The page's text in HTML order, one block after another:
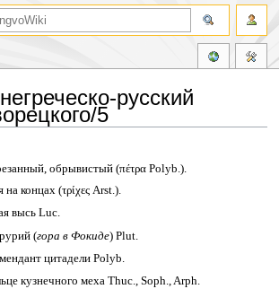
русский
5
обрывистый (πέτρα Polyb.).
концах (τρίχες Arst.).
высь Luc.
(гора в Фокиде) Plut.
цитадели Polyb.
кузнечного меха Thuc., Soph., Arph.